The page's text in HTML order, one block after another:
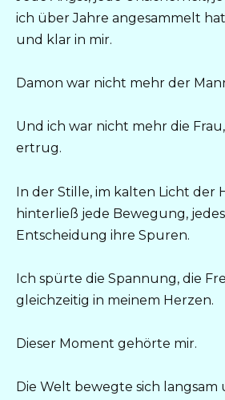
ich über Jahre angesammelt
und klar in mir.
Damon war nicht mehr der
Und ich war nicht mehr die
ertrug.
In der Stille, im kalten Licht der
hinterließ jede Bewegung,
Entscheidung ihre Spuren.
Ich spürte die Spannung, die
gleichzeitig in meinem Herzen.
Dieser Moment gehörte mir.
Die Welt bewegte sich